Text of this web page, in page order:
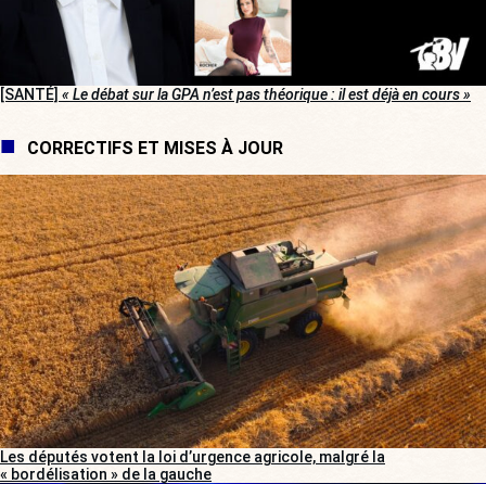
[SANTÉ] « Le débat sur la GPA n’est pas théorique : il est déjà en cours »
CORRECTIFS ET MISES À JOUR
Les députés votent la loi d’urgence agricole, malgré la
« bordélisation » de la gauche